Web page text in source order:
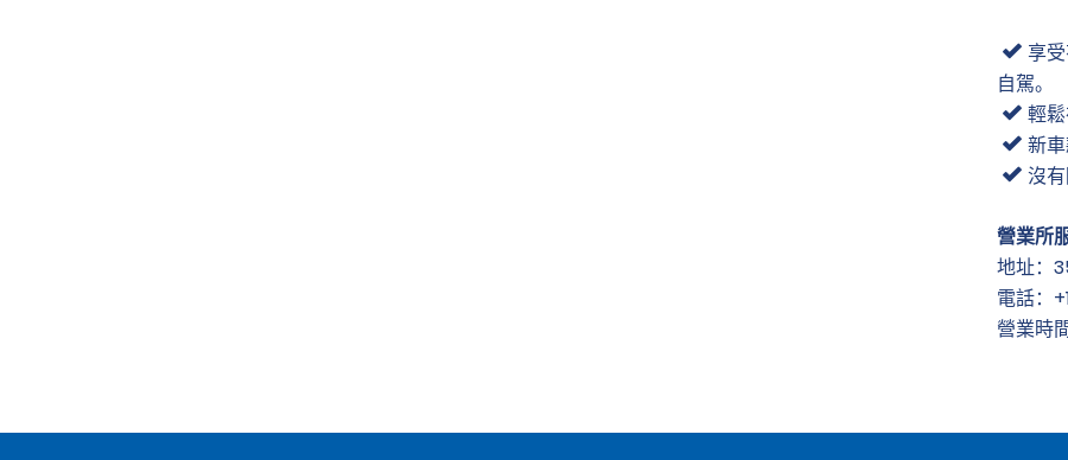
享
自駕。
輕
新車
沒有
營業所
地址：
電話：
營業時